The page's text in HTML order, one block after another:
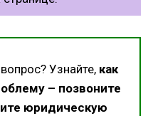
Узнайте, как
– позвоните
юридическую